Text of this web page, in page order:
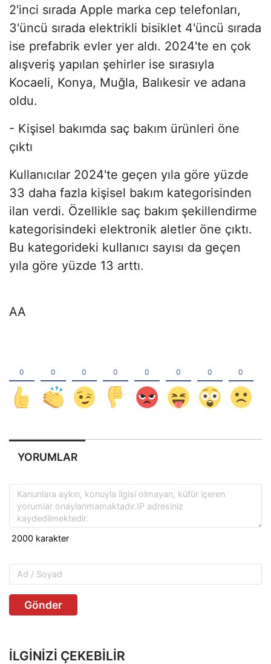
2'inci sırada Apple marka cep telefonları,
3'üncü sırada elektrikli bisiklet 4'üncü sırada
ise prefabrik evler yer aldı. 2024'te en çok
alışveriş yapılan şehirler ise sırasıyla
Kocaeli, Konya, Muğla, Balıkesir ve adana
oldu.
- Kişisel bakımda saç bakım ürünleri öne
çıktı
Kullanıcılar 2024'te geçen yıla göre yüzde
33 daha fazla kişisel bakım kategorisinden
ilan verdi. Özellikle saç bakım şekillendirme
kategorisindeki elektronik aletler öne çıktı.
Bu kategorideki kullanıcı sayısı da geçen
yıla göre yüzde 13 arttı. ​​​​​​​
AA
YORUMLAR
Gönder
İLGINIZI ÇEKEBILIR